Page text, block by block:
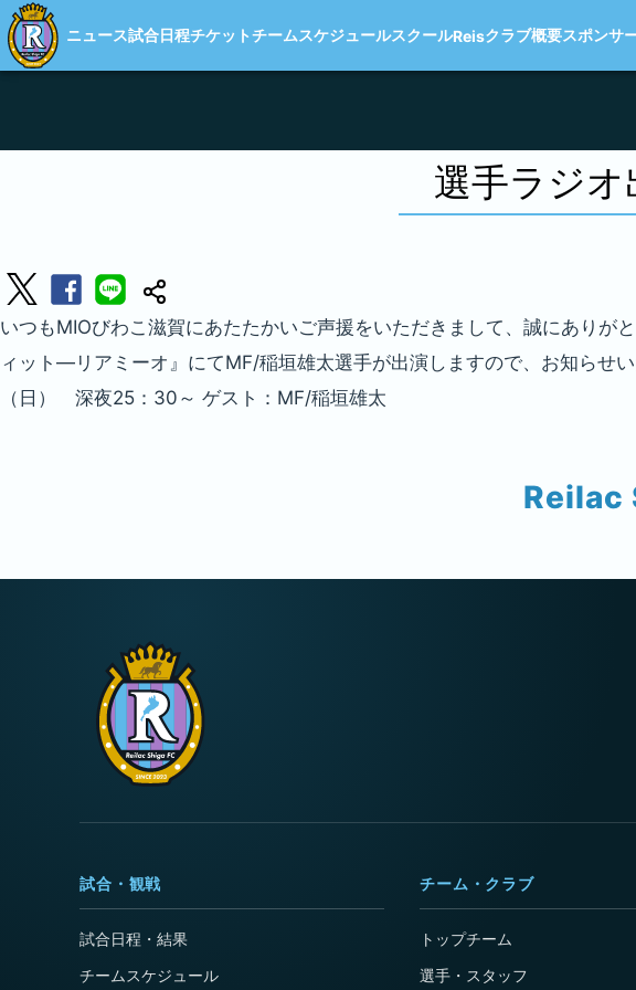
ニュース試合日程チケットチームスケジュールスクールReisクラブ概要スポンサ
選手ラジ
いつもMIOびわこ滋賀にあたたかいご声援をいただきまして、誠にあり
ィット―リアミーオ』にてMF/稲垣雄太選手が出演しますので、お知
（日） 深夜25：30～ ゲスト：MF/稲垣雄太
Reilac
試合・観戦
試合日程・結果
チームスケジュール
チーム・クラブ
トップチーム
選手・スタッフ